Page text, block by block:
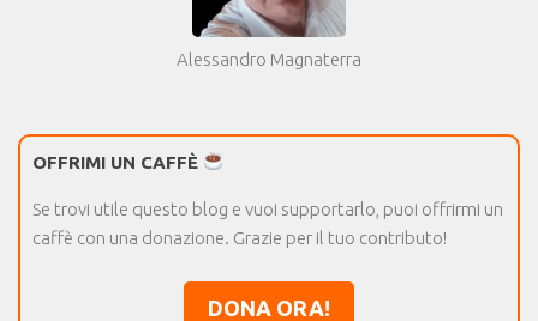
Alessandro Magnaterra
OFFRIMI UN CAFFÈ
Se trovi utile questo blog e vuoi supportarlo, puoi offrirmi un
caffè con una donazione. Grazie per il tuo contributo!
DONA ORA!